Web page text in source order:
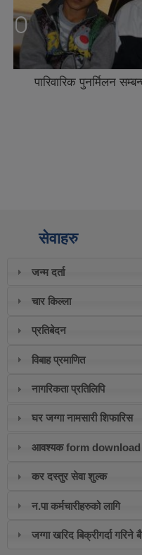
पारिवारिक पुनर्मिलन
सेवाहरु
जन्म दर्ता
चार किल्ला
प्रतिबेदन
विबाह प्रमाणित
नागरिकता प्रतिलिपि
घर जग्गा नामसारी शिफारिस
आवश्यक form download
कर दस्तुर सेवा शुल्क
न.पा कर्मचारीहरुको लागि
जग्गा खरिद बिक्रीगर्दा